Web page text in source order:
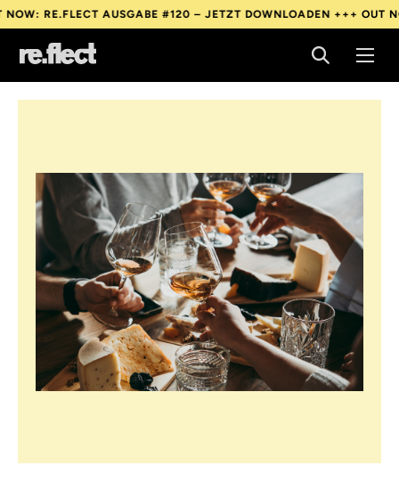
AUSGABE #120 – JETZT DOWNLOADEN +++OUT NOW:
AUSGABE #120 – JETZT DOWNLOADEN +++